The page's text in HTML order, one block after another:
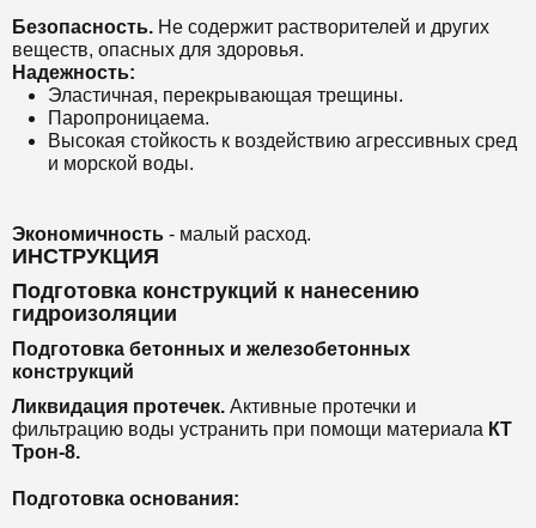
Безопасность. Не содержит растворителей и других
веществ, опасных для здоровья.
Надежность:
Эластичная, перекрывающая трещины.
Паропроницаема.
Высокая стойкость к воздействию агрессивных сред
и морской воды.
Экономичность - малый расход.
ИНСТРУКЦИЯ
Подготовка конструкций к нанесению
гидроизоляции
Подготовка бетонных и железобетонных
конструкций
Ликвидация протечек. Активные протечки и
фильтрацию воды устранить при помощи материала КТ
Трон-8.
Подготовка основания: